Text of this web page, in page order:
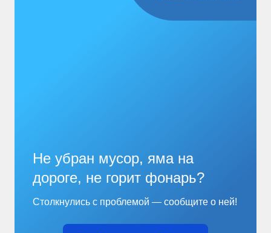
Не убран мусор, яма на
дороге, не горит фонарь?
Столкнулись с проблемой — сообщите о ней!